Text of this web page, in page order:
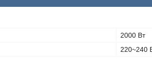
2000 Вт
220~240